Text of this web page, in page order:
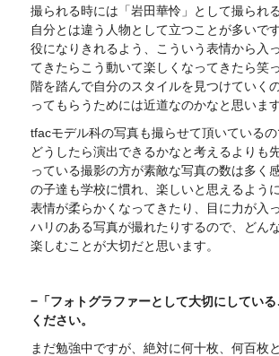
撮られる時には「岩田華怜」として撮られ
自分とは違う人物として立つことが多いで
役になりきれるよう、こういう表情から入
てきたらこう動いて楽しくなってきたら笑
階を踏んで自分のスタイルを見つけていく
ってもらうためには近道なのかなと思います
tfacモデル科の写真も撮らせて頂いている
どうしたら演出できるかなと考えるよりも
っている撮影の方が素敵な写真の数は多く
の子達も学校に慣れ、楽しいと思えるよう
表情が柔らかくなってきたり、目に力が入
ハリのある写真が撮れたりするので、どん
楽しむことが大切だと思います。
−「フォトグラファーとして大切にしてい
ください。
まだ勉強中ですが、絶対に何十枚、何百枚